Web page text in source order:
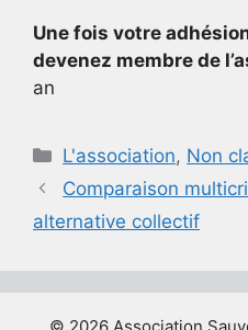
Une fois votre
devenez membre de
an
Catégories
L'association, Non
Comparaison
alternative collectif